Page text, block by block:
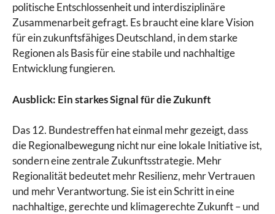
politische Entschlossenheit und interdisziplinäre
Zusammenarbeit gefragt. Es braucht eine klare Vision
für ein zukunftsfähiges Deutschland, in dem starke
Regionen als Basis für eine stabile und nachhaltige
Entwicklung fungieren.
Ausblick: Ein starkes Signal für die Zukunft
Das 12. Bundestreffen hat einmal mehr gezeigt, dass
die Regionalbewegung nicht nur eine lokale Initiative ist,
sondern eine zentrale Zukunftsstrategie. Mehr
Regionalität bedeutet mehr Resilienz, mehr Vertrauen
und mehr Verantwortung. Sie ist ein Schritt in eine
nachhaltige, gerechte und klimagerechte Zukunft – und